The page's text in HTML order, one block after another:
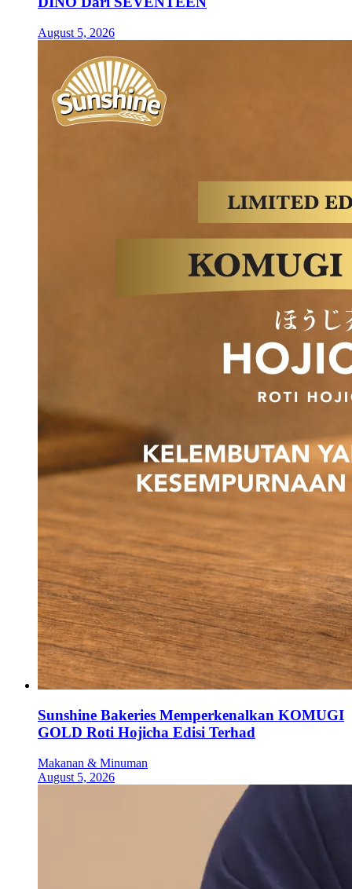
August 5, 2026
Sunshine Bakeries Memperkenalkan KOMUGI
GOLD Roti Hojicha Edisi Terhad
Makanan & Minuman
August 5, 2026